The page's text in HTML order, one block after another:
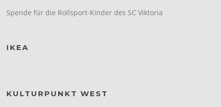
Spende für die Rollsport-Kinder des SC Viktoria
IKEA
KULTURPUNKT WEST